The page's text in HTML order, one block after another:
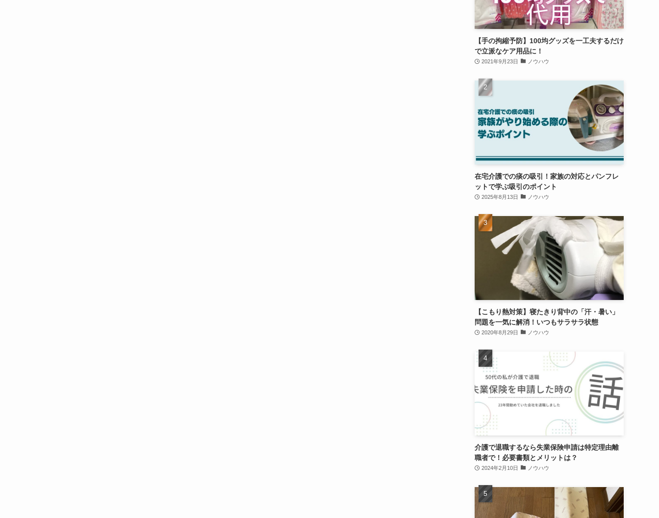
【手の拘縮予防】100均グッズを一工夫するだけ
で立派なケア用品に！
2021年9月23日 ノウハウ
在宅介護での痰の吸引！家族の対応とパンフレ
ットで学ぶ吸引のポイント
2025年8月13日 ノウハウ
【こもり熱対策】寝たきり背中の「汗・暑い」
問題を一気に解消！いつもサラサラ状態
2020年8月29日 ノウハウ
介護で退職するなら失業保険申請は特定理由離
職者で！必要書類とメリットは？
2024年2月10日 ノウハウ